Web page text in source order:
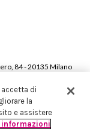
84 - 20135 Milano
e REA nr.1051898
accetta di
la
e assistere